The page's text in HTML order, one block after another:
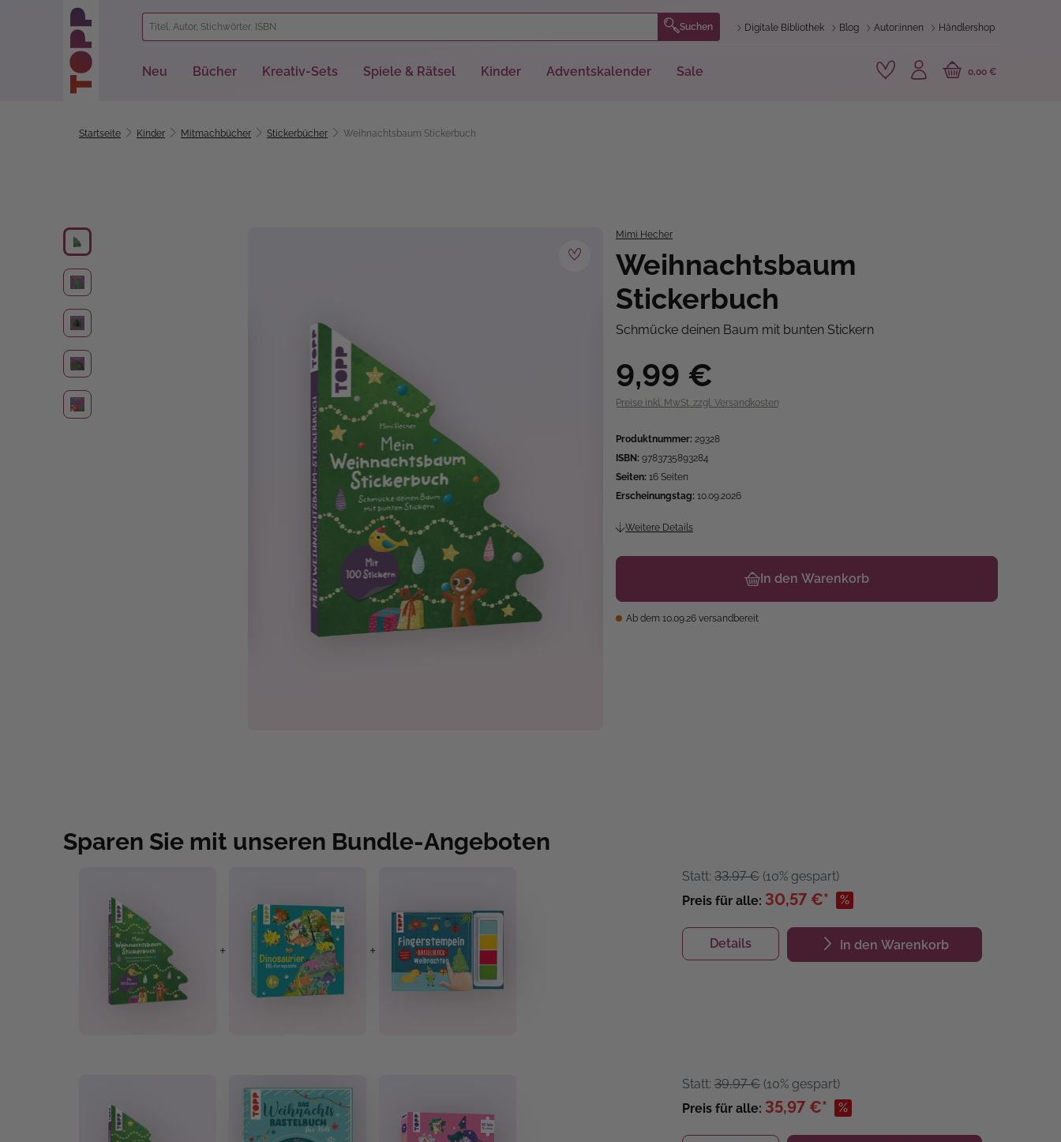
Zur Hauptnavigation springen
Suchen Digitale Bibliothek Blog Autor:innen Händlershop
Neu Bücher Kreativ-Sets Spiele & Rätsel Kinder Adventskalender Sale 0,00 €
Startseite Kinder Mitmachbücher Stickerbücher Weihnachtsbaum Stickerbuch
Bildergalerie überspringen Mimi Hecher
Weihnachtsbaum
Stickerbuch
Schmücke deinen Baum mit bunten Stickern
9,99 €
Preise inkl. MwSt. zzgl. Versandkosten
Produktnummer: 29328
ISBN: 9783735893284
Seiten: 16 Seiten
Erscheinungstag: 10.09.2026
Weitere Details
In den Warenkorb
Ab dem 10.09.26 versandbereit
Sparen Sie mit unseren Bundle-Angeboten
+ +
Statt: 33,97 € (10% gespart)
Preis für alle: 30,57 €* %
Details In den Warenkorb
Statt: 39,97 € (10% gespart)
Preis für alle: 35,97 €* %